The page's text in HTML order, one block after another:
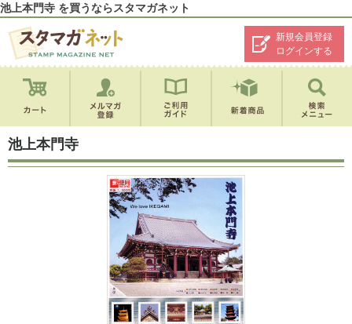
池上本門寺 を買うならスタマガネット
新規会員登録
ログインする
池上本門寺